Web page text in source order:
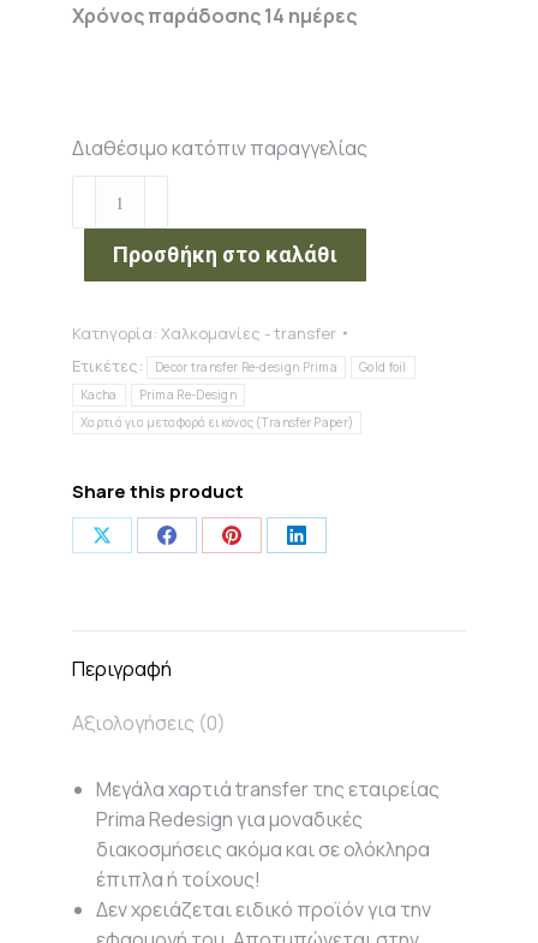
Χρόνος παράδοσης 14 ημέρες
Διαθέσιμο κατόπιν παραγγελίας
Decor
Transfers®
Gold
Kacha
-
Perfume
Notes
Προσθήκη στο καλάθι
Κατηγορία: Χαλκομανίες - transfer
Ετικέτες:
Decor transfer Re-design Prima
Gold foil
Kacha
Prima Re-Design
Χαρτιά για μεταφορά εικόνας (Transfer Paper)
Share this product
Share Share Share Share
Περιγραφή
Αξιολογήσεις (0)
Μεγάλα χαρτιά transfer της εταιρείας
Prima Redesign για μοναδικές
διακοσμήσεις ακόμα και σε ολόκληρα
έπιπλα ή τοίχους!
Δεν χρειάζεται ειδικό προϊόν για την